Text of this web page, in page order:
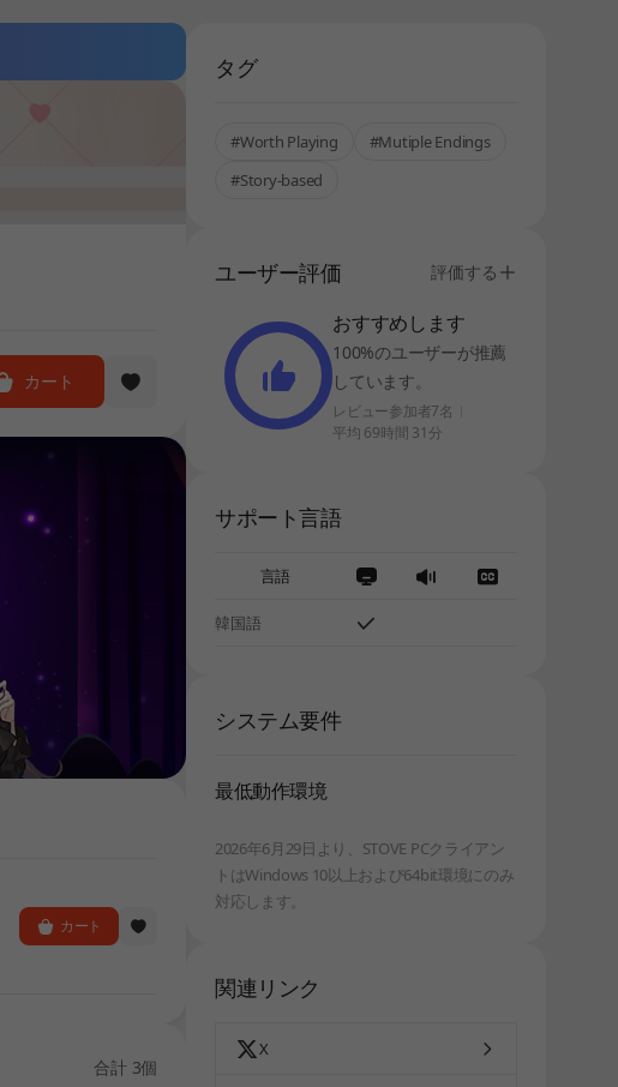
カート
カート
合計 3個
タグ
#Worth Playing
#Mutiple Endings
#Story-based
ユーザー評価 評価する
おすすめします
100%のユーザーが推薦
しています。
レビュー参加者7名
平均 69時間 31分
サポート言語
言語
韓国語
システム要件
最低動作環境
2026年6月29日より、STOVE PCクライアン
トはWindows 10以上および64bit環境にのみ
対応します。
関連リンク
X